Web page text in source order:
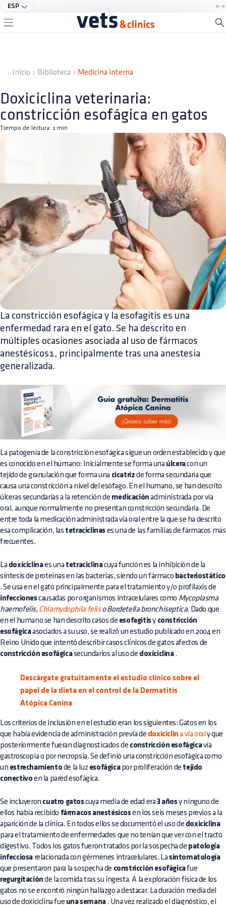
ESP
Inicio Biblioteca Medicina interna
Doxiciclina veterinaria:
constricción esofágica en gatos
Tiempo de lectura: 1 min
La constricción esofágica y la esofagitis es una
enfermedad rara en el gato. Se ha descrito en
múltiples ocasiones asociada al uso de fármacos
anestésicos1, principalmente tras una anestesia
generalizada.
La patogenia de la constricción esofágica sigue un orden establecido y que
es conocido en el humano: Inicialmente se forma una úlceracon un
tejido de granulación que forma una cicatriz de forma secundaria que
causa una constricción a nivel del esófago. En el humano, se han descrito
úlceras secundarias a la retención de medicación administrada por vía
oral, aunque normalmente no presentan constricción secundaria. De
entre toda la medicación administrada vía oral entre la que se ha descrito
esa complicación, las tetraciclinas es una de las familias de fármacos más
frecuentes.
La doxiciclinaes una tetraciclinacuya función es la inhibición de la
síntesis de proteínas en las bacterias, siendo un fármaco bacteriostático
. Se usa en el gato principalmente para el tratamiento y/o profilaxis de
infeccionescausadas por organismos intracelulares como Mycoplasma
haemofelis, Chlamydophila feliso Bordetella bronchiseptica. Dado que
en el humano se han descrito casos de esofagitisy constricción
esofágicaasociados a su uso, se realizó un estudio publicado en 2004 en
Reino Unido que intentó describir casos clínicos de gatos afectos de
constricción esofágicasecundarios al uso de doxiciclina.
Descárgate gratuitamente el estudio clínico sobre el
papel de la dieta en el control de la Dermatitis
Atópica Canina
Los criterios de inclusión en el estudio eran los siguientes: Gatos en los
que había evidencia de administración previa de doxiciclin a vía oral y que
posteriormente fueran diagnosticados de constricción esofágicavía
gastroscopia o por necropsia. Se definió una constricción esofágica como
un estrechamiento de la luz esofágicapor proliferación de tejido
conectivo en la pared esofágica.
Se incluyeron cuatro gatoscuya media de edad era3 añosy ninguno de
ellos había recibido fármacos anestésicosen los seis meses previos a la
aparición de la clínica. En todos ellos se documentó el uso de doxiciclina
para el tratamiento de enfermedades que no tenían que ver con el tracto
digestivo. Todos los gatos fueron tratados por la sospecha de patología
infecciosa relacionada con gérmenes intracelulares. La sintomatología
que presentaron para la sospecha de constricción esofágicafue
regurgitación de la comida tras su ingesta. A la exploración física de los
gatos no se encontró ningún hallazgo a destacar. La duración media del
uso de doxiciclina fue una semana. Una vez realizado el diagnóstico, el